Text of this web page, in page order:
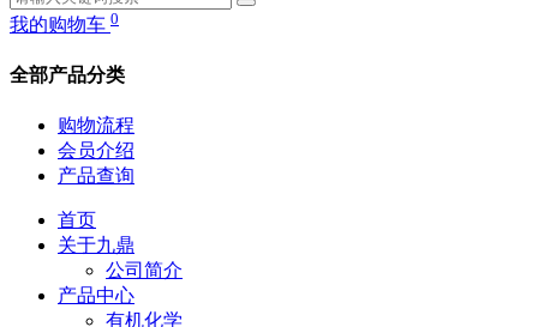
我的购物车 0
全部产品分类
购物流程
会员介绍
产品查询
首页
关于九鼎
公司简介
产品中心
有机化学